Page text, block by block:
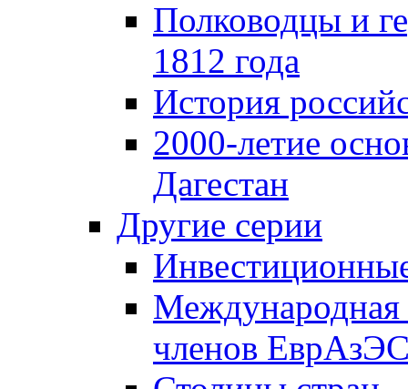
Полководцы и
1812 года
История
2000-летие
Дагестан
Другие серии
Международная
членов